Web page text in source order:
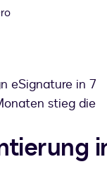
eSignature in 7
stieg die